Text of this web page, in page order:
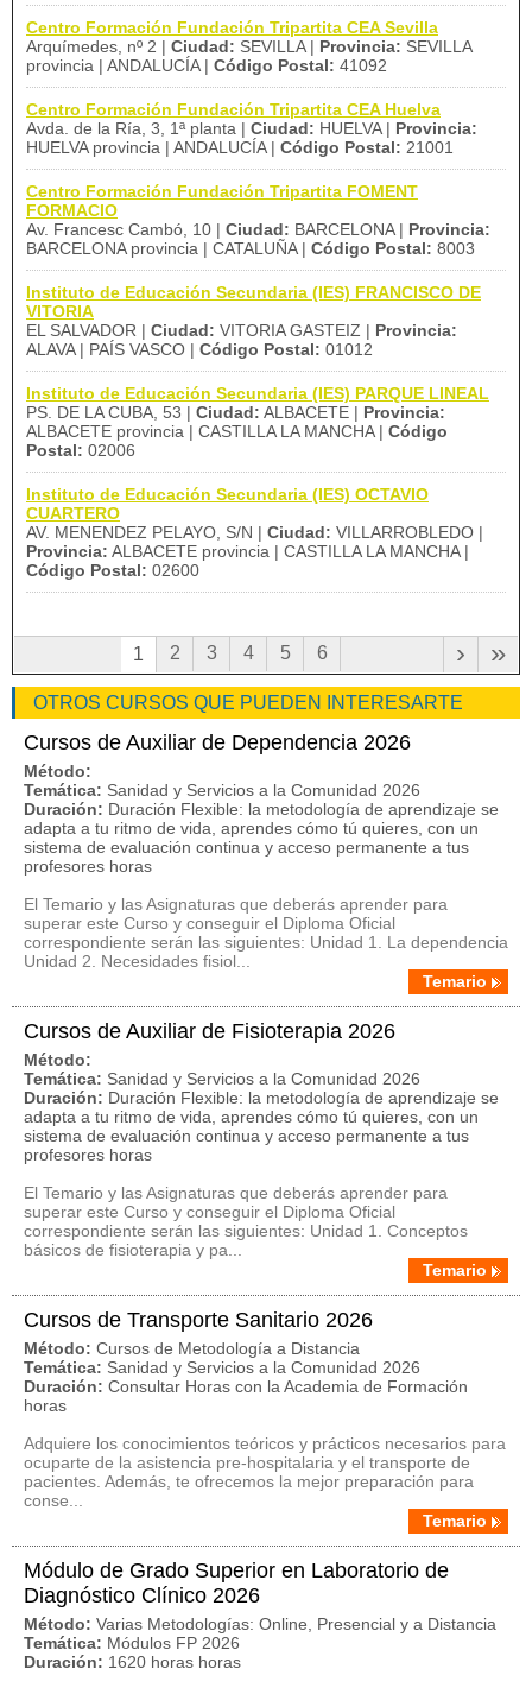
Centro Formación Fundación Tripartita CEA Sevilla
Arquímedes, nº 2 | Ciudad: SEVILLA | Provincia: SEVILLA
provincia | ANDALUCÍA | Código Postal: 41092
Centro Formación Fundación Tripartita CEA Huelva
Avda. de la Ría, 3, 1ª planta | Ciudad: HUELVA | Provincia:
HUELVA provincia | ANDALUCÍA | Código Postal: 21001
Centro Formación Fundación Tripartita FOMENT
FORMACIO
Av. Francesc Cambó, 10 | Ciudad: BARCELONA | Provincia:
BARCELONA provincia | CATALUÑA | Código Postal: 8003
Instituto de Educación Secundaria (IES) FRANCISCO DE
VITORIA
EL SALVADOR | Ciudad: VITORIA GASTEIZ | Provincia:
ALAVA | PAÍS VASCO | Código Postal: 01012
Instituto de Educación Secundaria (IES) PARQUE LINEAL
PS. DE LA CUBA, 53 | Ciudad: ALBACETE | Provincia:
ALBACETE provincia | CASTILLA LA MANCHA | Código
Postal: 02006
Instituto de Educación Secundaria (IES) OCTAVIO
CUARTERO
AV. MENENDEZ PELAYO, S/N | Ciudad: VILLARROBLEDO |
Provincia: ALBACETE provincia | CASTILLA LA MANCHA |
Código Postal: 02600
1 2 3 4 5 6 »
›
OTROS CURSOS QUE PUEDEN INTERESARTE
Cursos de Auxiliar de Dependencia 2026
Método:
Temática: Sanidad y Servicios a la Comunidad 2026
Duración: Duración Flexible: la metodología de aprendizaje se
adapta a tu ritmo de vida, aprendes cómo tú quieres, con un
sistema de evaluación continua y acceso permanente a tus
profesores horas
El Temario y las Asignaturas que deberás aprender para
superar este Curso y conseguir el Diploma Oficial
correspondiente serán las siguientes: Unidad 1. La dependencia
Unidad 2. Necesidades fisiol...
Temario
Cursos de Auxiliar de Fisioterapia 2026
Método:
Temática: Sanidad y Servicios a la Comunidad 2026
Duración: Duración Flexible: la metodología de aprendizaje se
adapta a tu ritmo de vida, aprendes cómo tú quieres, con un
sistema de evaluación continua y acceso permanente a tus
profesores horas
El Temario y las Asignaturas que deberás aprender para
superar este Curso y conseguir el Diploma Oficial
correspondiente serán las siguientes: Unidad 1. Conceptos
básicos de fisioterapia y pa...
Temario
Cursos de Transporte Sanitario 2026
Método: Cursos de Metodología a Distancia
Temática: Sanidad y Servicios a la Comunidad 2026
Duración: Consultar Horas con la Academia de Formación
horas
Adquiere los conocimientos teóricos y prácticos necesarios para
ocuparte de la asistencia pre-hospitalaria y el transporte de
pacientes. Además, te ofrecemos la mejor preparación para
conse...
Temario
Módulo de Grado Superior en Laboratorio de
Diagnóstico Clínico 2026
Método: Varias Metodologías: Online, Presencial y a Distancia
Temática: Módulos FP 2026
Duración: 1620 horas horas